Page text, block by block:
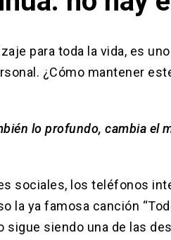
para toda la vida, es
¿Cómo mantener
lo profundo, cambia el
sociales, los teléfonos
la ya famosa canción
sigue siendo una de las